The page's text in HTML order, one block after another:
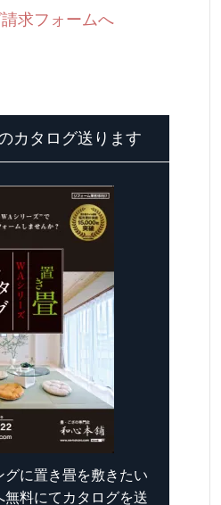
求フォームへ
カタログ送ります
に置き畳を敷きたい
無料にてカタログを送